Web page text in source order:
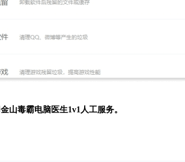
金山毒霸电脑医生1v1人工服务。